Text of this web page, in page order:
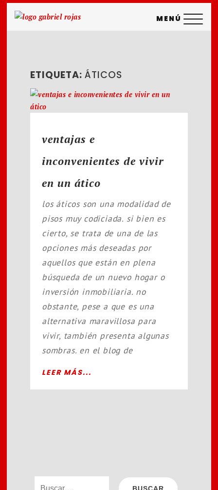
saltar
MENÚ
ETIQUETA: ÁTICOS
ventajas e
inconvenientes de vivir
en un ático
los áticos son una modalidad de
pisos muy codiciada. si bien es
cierto, se trata de una de las
opciones más deseadas por
aquellos que están en plena
búsqueda de un nuevo hogar o
inversión inmobiliaria. no
obstante, pese a que es una
alternativa maravillosa para
vivir, también presenta algunas
sombras. en el blog de
LEER MÁS...